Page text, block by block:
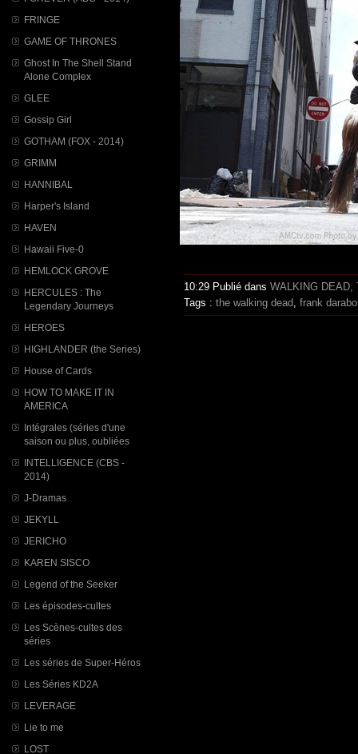
FRINGE
GAME OF THRONES
Ghost In The Shell Stand
Alone Complex
GLEE
Gossip Girl
GOTHAM (FOX - 2014)
GRIMM
HANNIBAL
Harper's Island
HAVEN
Hawaii Five-0
HEMLOCK GROVE
HERCULES : The
Legendary Journeys
HEROES
HIGHLANDER (the Series)
House of Cards
HOW TO MAKE IT IN
AMERICA
Intégrales (séries d'une
saison ou plus, oubliées
INTELLIGENCE (CBS -
2014)
J-Dramas
JEKYLL
JERICHO
KAREN SISCO
Legend of the Seeker
Les épisodes-cultes
Les Scènes-cultes des
séries
Les séries de Super-Héros
Les Séries KD2A
LEVERAGE
Lie to me
LOST
10:29 Publié dans WALKING DEAD,
Tags : the walking dead frank